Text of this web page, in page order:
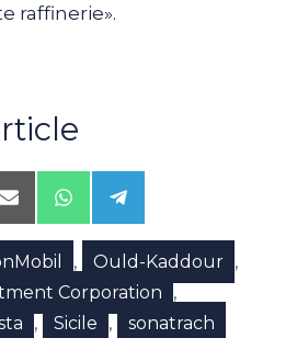
raffinerie».
Share
on
Email
Share
on
WhatsApp
Share
on
Telegram
, Ould-Kaddour ,
Corporation ,
, Sicile , sonatrach